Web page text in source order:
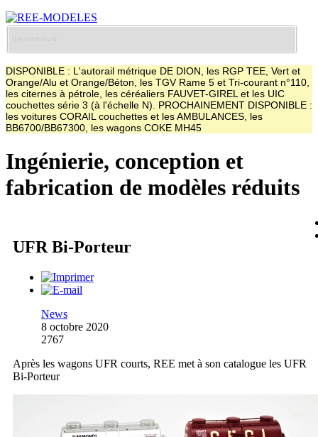
DISPONIBLE : L'autorail métrique DE DION, les RGP TEE, Vert et
Orange/Alu et Orange/Béton, les TGV Rame 5 et Tri-courant n°110,
les citernes à pétrole, les céréaliers FAUVET-GIREL et les UIC
couchettes série 3 (à l'échelle N). PROCHAINEMENT DISPONIBLE :
les voitures CORAIL couchettes et les AMBULANCES, les
BB6700/BB67300, les wagons COKE MH45
Ingénierie, conception et
fabrication de modèles réduits
UFR Bi-Porteur
News
8 octobre 2020
2767
Après les wagons UFR courts, REE met à son catalogue les UFR
Bi-Porteur